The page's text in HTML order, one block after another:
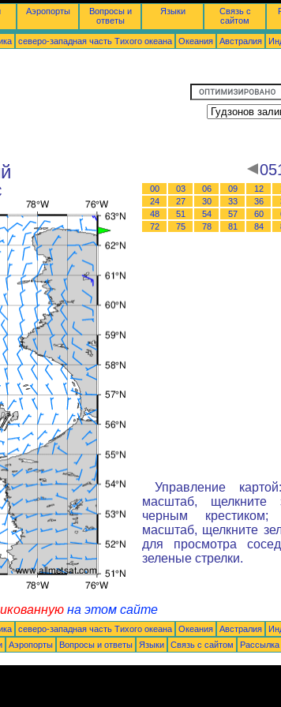
Аэропорты
Вопросы и
ответы
Языки
Связь с
сайтом
северо-западная часть Tихого океана Океания Австралия
00 03 06 09 12
24
27 30 33 36
48
51 54 57 60
72
75 78 81 84
Управление
масштаб, щелкните
черным
масштаб, щелкните
для просмотра
зеленые стрелки.
на этом сайте
северо-западная часть Tихого океана Океания Австралия
Аэропорты Вопросы и ответы Языки Связь с сайтом Рассылка